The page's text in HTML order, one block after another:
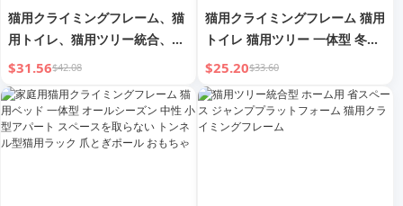
猫用クライミングフレーム、猫
用トイレ、猫用ツリー統合、オ
ールシーズン対応、大型猫用ジ
ャンププラットフォーム、猫用
ハウス、省スペース、家庭用
$31.56$42.08
猫用クライミングフレーム 猫用
トイレ 猫用ツリー 一体型 冬用
爪とぎポール トイ 大型猫用ハ
ウス 無垢材 猫用爪とぎボード
猫用ラック
$25.20$33.60